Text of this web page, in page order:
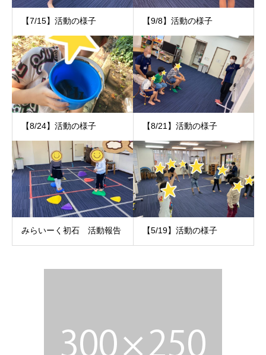
【7/15】活動の様子 【9/8】活動の様子
【8/24】活動の様子 【8/21】活動の様子
みらいーく初石 活動報告 【5/19】活動の様子